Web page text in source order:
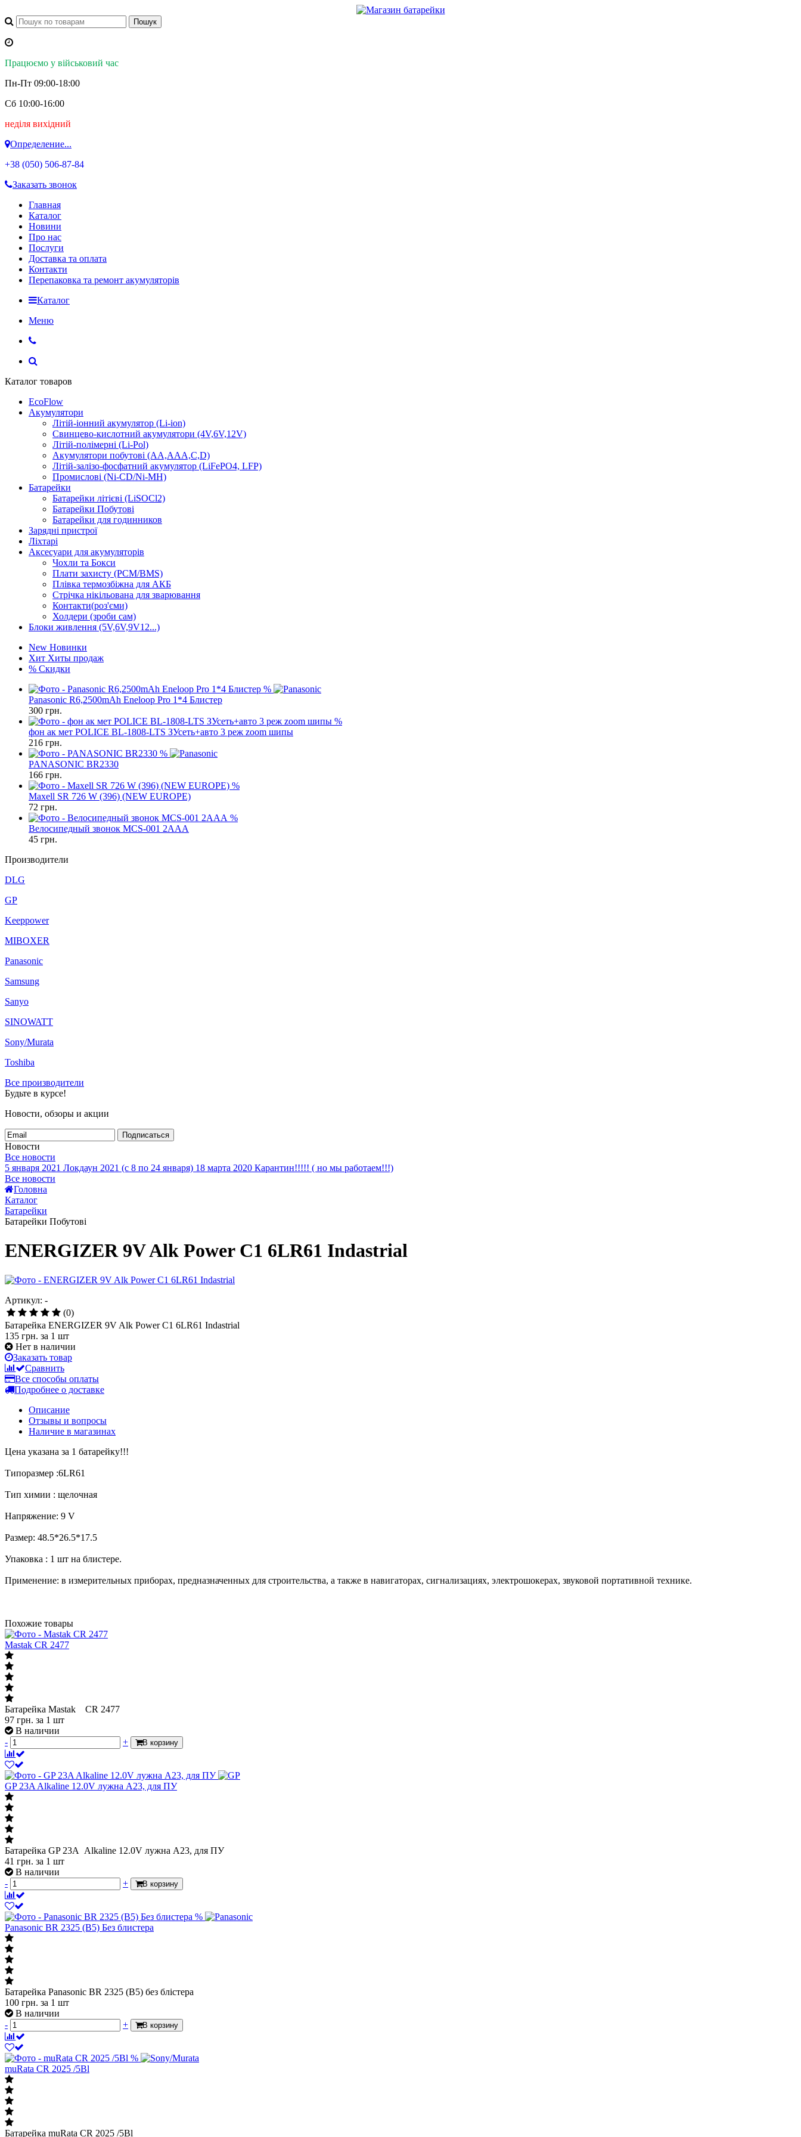
Працюємо у військовий час
Пн-Пт 09:00-18:00
Сб 10:00-16:00
неділя вихідний
Определение...
+38 (050) 506-87-84
Заказать звонок
Главная
Каталог
Новини
Про нас
Послуги
Доставка та оплата
Контакти
Перепаковка та ремонт акумуляторів
Каталог
Меню
Каталог товаров
EcoFlow
Акумулятори
Літій-іонний акумулятор (Li-ion)
Свинцево-кислотний акумулятори (4V,6V,12V)
Літій-полімерні (Li-Pol)
Акумулятори побутові (AA,AAA,C,D)
Літій-залізо-фосфатний акумулятор (LiFePO4, LFP)
Промислові (Ni-CD/Ni-MH)
Батарейки
Батарейки літієві (LiSOCl2)
Батарейки Побутові
Батарейки для годинников
Зарядні пристрої
Ліхтарі
Аксесуари для акумуляторів
Чохли та Бокси
Плати захисту (PCM/BMS)
Плівка термозбіжна для АКБ
Стрічка нікільована для зварювання
Контакти(роз'єми)
Холдери (зроби сам)
Блоки живлення (5V,6V,9V12...)
New Новинки
Хит Хиты продаж
% Скидки
%
Panasonic R6,2500mAh Eneloop Pro 1*4 Блистер
300 грн.
%
фон ак мет POLICE BL-1808-LTS ЗУсеть+авто 3 реж zoom шипы
216 грн.
%
PANASONIC BR2330
166 грн.
%
Maxell SR 726 W (396) (NEW EUROPE)
72 грн.
%
Велосипедный звонок MCS-001 2AAA
45 грн.
Производители
DLG
GP
Keeppower
MIBOXER
Panasonic
Samsung
Sanyo
SINOWATT
Sony/Murata
Toshiba
Все производители
Будьте в курсе!
Новости, обзоры и акции
Подписаться
Новости
Все новости
5 января 2021 Локдаун 2021 (с 8 по 24 января) 18 марта 2020 Карантин!!!!! ( но мы работаем!!!)
Все новости
Головна
Каталог
Батарейки
Батарейки Побутові
ENERGIZER 9V Alk Power C1 6LR61 Indastrial
Артикул: -
(0)
Батарейка ENERGIZER 9V Alk Power C1 6LR61 Indastrial
135 грн. за 1 шт
Нет в наличии
Заказать товар
Сравнить
Все способы оплаты
Подробнее о доставке
Описание
Отзывы и вопросы
Наличие в магазинах
Цена указана за 1 батарейку!!!
Типоразмер :6LR61
Тип химии : щелочная
Напряжение: 9 V
Размер: 48.5*26.5*17.5
Упаковка : 1 шт на блистере.
Применение: в измерительных приборах, предназначенных для строительства, а также в навигаторах, сигнализациях, электрошокерах, звуковой портативной технике.
Похожие товары
Mastak CR 2477
Батарейка Mastak CR 2477
97 грн. за 1 шт
В наличии
-
+ В корзину
GP 23A Alkaline 12.0V лужна A23, для ПУ
Батарейка GP 23A Alkaline 12.0V лужна A23, для ПУ
41 грн. за 1 шт
В наличии
-
+ В корзину
%
Panasonic BR 2325 (B5) Без блистера
Батарейка Panasonic BR 2325 (B5) без блістера
100 грн. за 1 шт
В наличии
-
+ В корзину
%
muRata CR 2025 /5Bl
Батарейка muRata CR 2025 /5Bl